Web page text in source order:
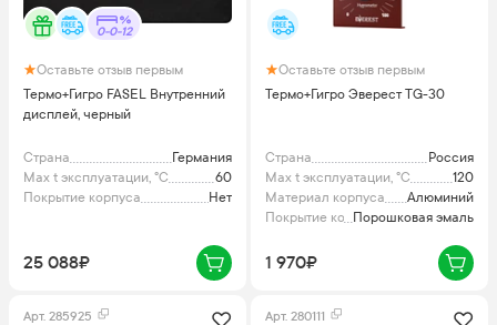
0-0-12
Оставьте отзыв первым
Термо+Гигро FASEL Внутренний
дисплей, черный
Страна
Германия
Max t эксплуатации, °C
60
Покрытие корпуса
Нет
25 088₽
Оставьте отзыв первым
Термо+Гигро Эверест TG-30
Страна
Россия
Max t эксплуатации, °C
120
Материал корпуса
Алюминий
Покрытие корпусаПорошковая эмаль
1 970₽
Арт. 285925 Арт. 280111